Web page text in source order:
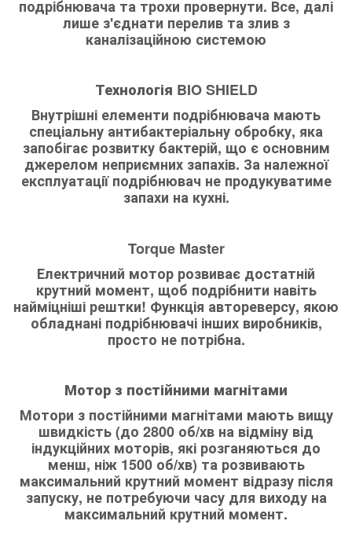
подрібнювача та трохи провернути. Все, далі
лише з'єднати перелив та злив з
каналізаційною системою
Технологія BIO SHIELD
Внутрішні елементи подрібнювача мають
спеціальну антибактеріальну обробку, яка
запобігає розвитку бактерій, що є основним
джерелом неприємних запахів. За належної
експлуатації подрібнювач не продукуватиме
запахи на кухні.
Torque Master
Електричний мотор розвиває достатній
крутний момент, щоб подрібнити навіть
найміцніші рештки! Функція автореверсу, якою
обладнані подрібнювачі інших виробників,
просто не потрібна.
Мотор з постійними магнітами
Мотори з постійними магнітами мають вищу
швидкість (до 2800 об/хв на відміну від
індукційних моторів, які розганяються до
менш, ніж 1500 об/хв) та розвивають
максимальний крутний момент відразу після
запуску, не потребуючи часу для виходу на
максимальний крутний момент.